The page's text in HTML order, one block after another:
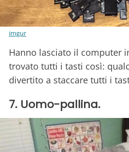
imgur
Hanno lasciato il computer
trovato tutti i tasti così:
divertito a staccare tutti i
7. Uomo-pallina.